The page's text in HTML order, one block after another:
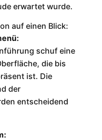
erwartet wurde.
auf einen Blick:
schuf eine
die bis
ist. Die
der
entscheidend